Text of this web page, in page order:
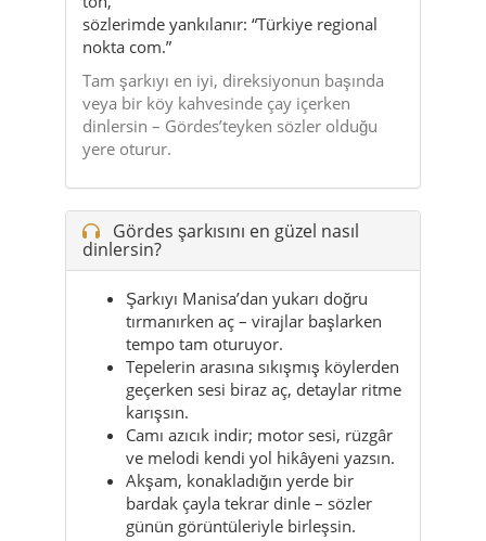
sözlerimde yankılanır: “Türkiye regional
nokta com.”
Tam şarkıyı en iyi, direksiyonun başında
veya bir köy kahvesinde çay içerken
dinlersin – Gördes’teyken sözler olduğu
yere oturur.
Gördes şarkısını en güzel nasıl
dinlersin?
Şarkıyı Manisa’dan yukarı doğru
tırmanırken aç – virajlar başlarken
tempo tam oturuyor.
Tepelerin arasına sıkışmış köylerden
geçerken sesi biraz aç, detaylar ritme
karışsın.
Camı azıcık indir; motor sesi, rüzgâr
ve melodi kendi yol hikâyeni yazsın.
Akşam, konakladığın yerde bir
bardak çayla tekrar dinle – sözler
günün görüntüleriyle birleşsin.